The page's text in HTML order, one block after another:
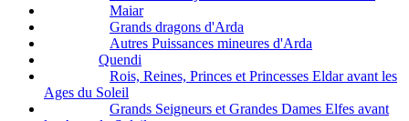
Maiar
Grands dragons d'Arda
Autres Puissances mineures d'Arda
Quendi
Rois, Reines, Princes et Princesses Eldar avant les
Ages du Soleil
Grands Seigneurs et Grandes Dames Elfes avant